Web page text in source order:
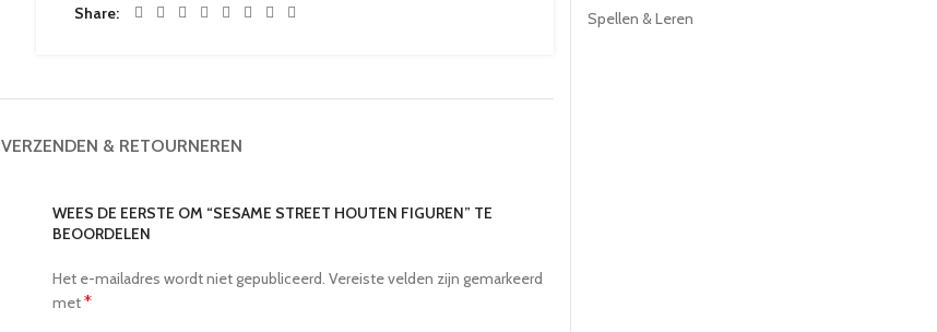
Share
VERZENDEN & RETOURNEREN
WEES DE EERSTE OM “SESAME STREET HOUTEN FIGUREN” TE
BEOORDELEN
Het e-mailadres wordt niet gepubliceerd. Vereiste velden zijn gemarkeerd
met*
Spellen & Leren